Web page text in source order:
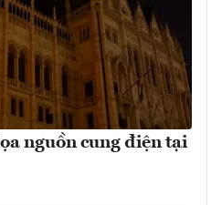
nguồn cung điện tại